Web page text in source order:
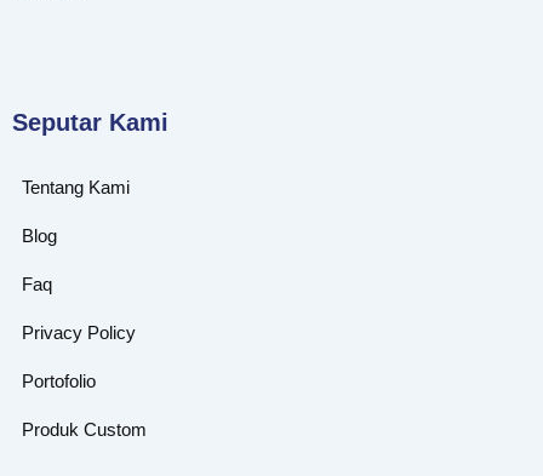
Seputar Kami
Tentang Kami
Blog
Faq
Privacy Policy
Portofolio
Produk Custom